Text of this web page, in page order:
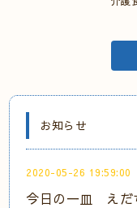
お知らせ
2020-05-26 19:59:00
今日の一皿 えだ